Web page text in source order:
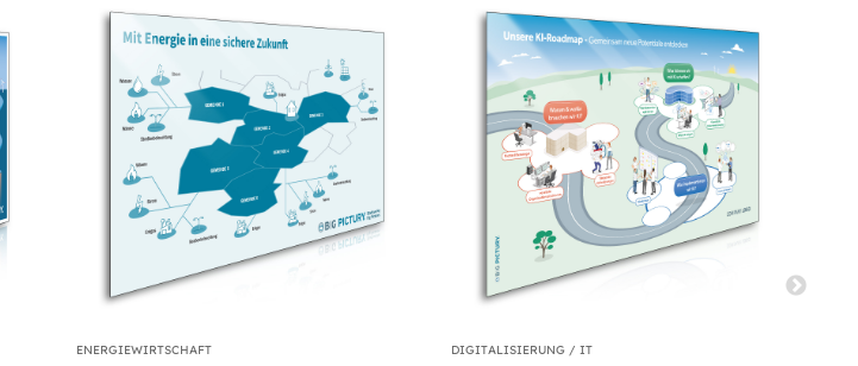
ENERGIEWIRTSCHAFT DIGITALISIERUNG / IT